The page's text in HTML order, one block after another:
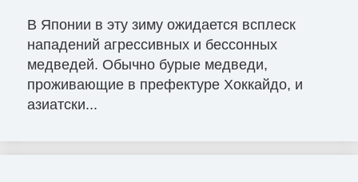
В Японии в эту зиму ожидается всплеск
нападений агрессивных и бессонных
медведей. Обычно бурые медведи,
проживающие в префектуре Хоккайдо, и
азиатски...